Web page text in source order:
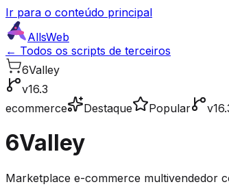
Ir para o conteúdo principal
AllsWeb
← Todos os scripts de terceiros
6Valley
v16.3
ecommerce
Destaque Popular
6Valley
Marketplace e-commerce multivendedor